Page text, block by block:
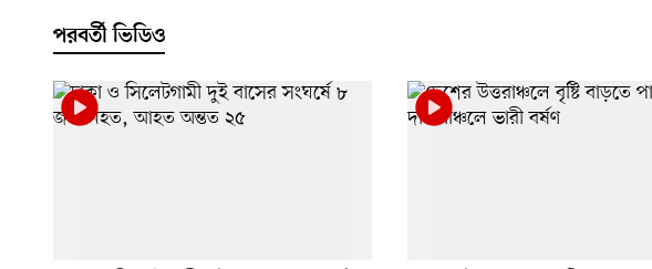
পরবর্তী ভিডিও